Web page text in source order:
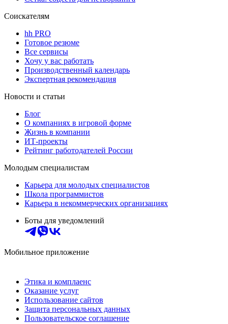
Соискателям
hh PRO
Готовое резюме
Все сервисы
Хочу у вас работать
Производственный календарь
Экспертная рекомендация
Новости и статьи
Блог
О компаниях в игровой форме
Жизнь в компании
ИТ-проекты
Рейтинг работодателей России
Молодым специалистам
Карьера для молодых специалистов
Школа программистов
Карьера в некоммерческих организациях
Боты для уведомлений
Мобильное приложение
Этика и комплаенс
Оказание услуг
Использование сайтов
Защита персональных данных
Пользовательское соглашение